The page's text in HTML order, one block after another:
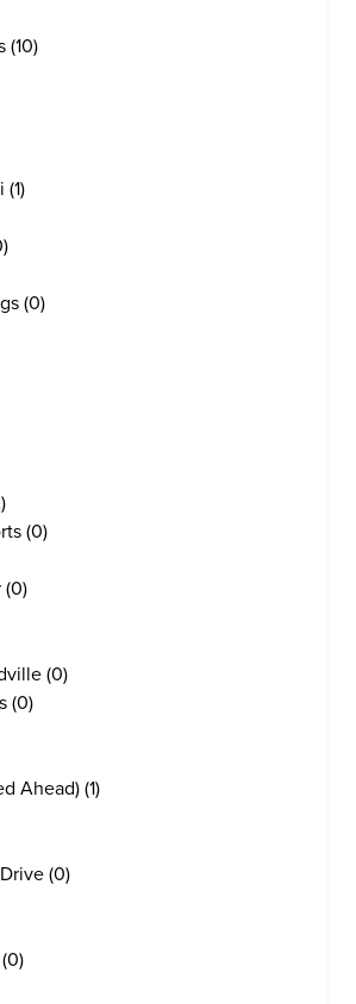
(10)
(1)
(0)
(0)
(0)
(0)
(0)
Ahead) (1)
(0)
(0)